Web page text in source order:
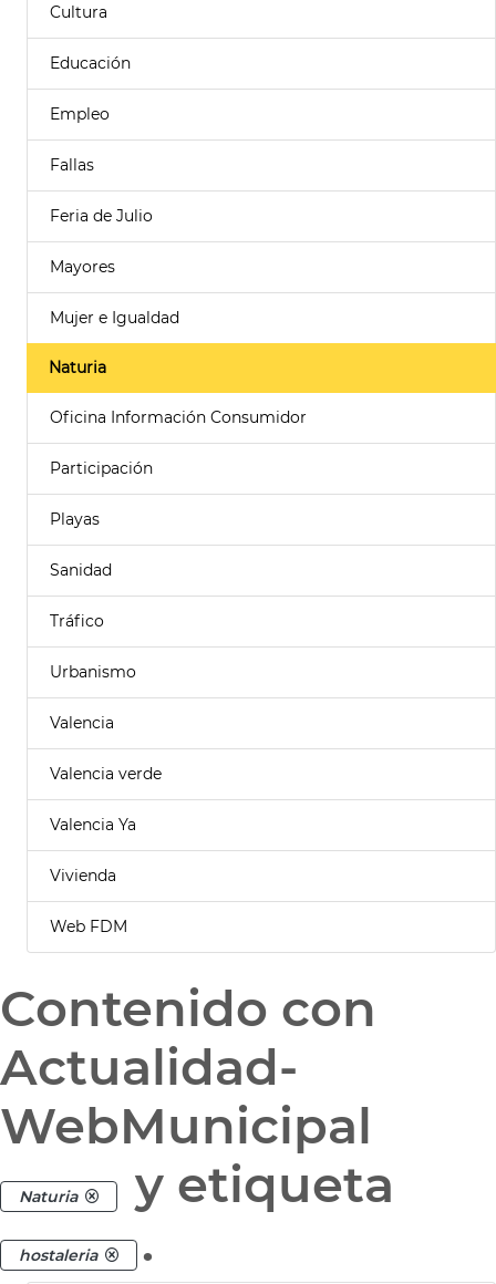
Cultura
Educación
Empleo
Fallas
Feria de Julio
Mayores
Mujer e Igualdad
Naturia
Oficina Información Consumidor
Participación
Playas
Sanidad
Tráfico
Urbanismo
Valencia
Valencia verde
Valencia Ya
Vivienda
Web FDM
Contenido con
Actualidad-
WebMunicipal
Naturia y etiqueta
hostaleria .